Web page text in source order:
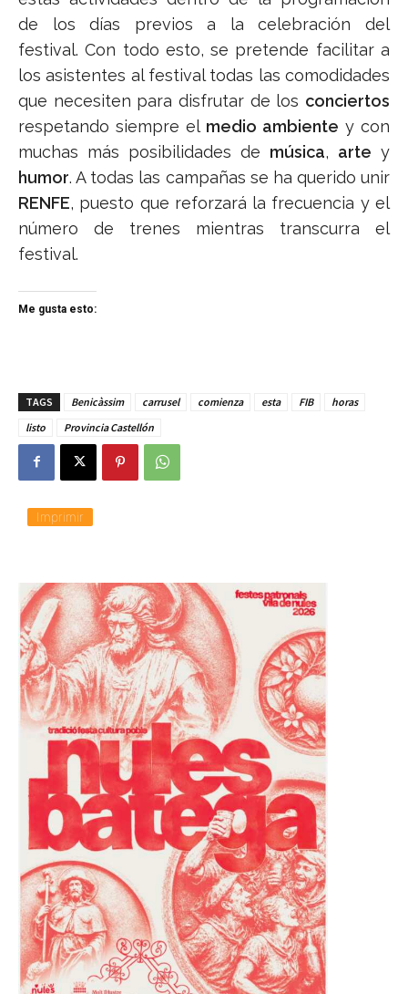
de los días previos a la celebración del
festival. Con todo esto, se pretende facilitar a
los asistentes al festival todas las comodidades
que necesiten para disfrutar de los conciertos
respetando siempre el medio ambiente y con
muchas más posibilidades de música, arte y
humor. A todas las campañas se ha querido unir
RENFE, puesto que reforzará la frecuencia y el
número de trenes mientras transcurra el
festival.
Me gusta esto:
TAGS Benicàssim carrusel comienza esta FIB
horas
listo
Provincia Castellón
Imprimir